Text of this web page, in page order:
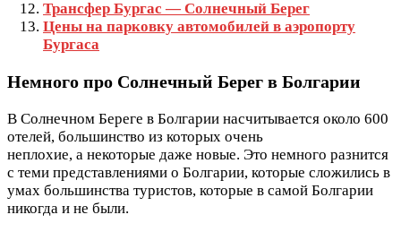
Трансфер Бургас — Солнечный Берег
Цены на парковку автомобилей в аэропорту
Бургаса
Немного про Солнечный Берег в Болгарии
В Солнечном Береге в Болгарии насчитывается около 600
отелей, большинство из которых очень
неплохие, а некоторые даже новые. Это немного разнится
с теми представлениями о Болгарии, которые сложились в
умах большинства туристов, которые в самой Болгарии
никогда и не были.